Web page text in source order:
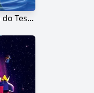
Tom e Jerry: Na Ilha do Tesouro